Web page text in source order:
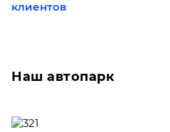
клиентов
Наш автопарк